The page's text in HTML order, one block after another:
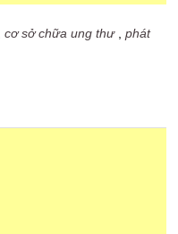
,cơ sở chữa ung thư,phát